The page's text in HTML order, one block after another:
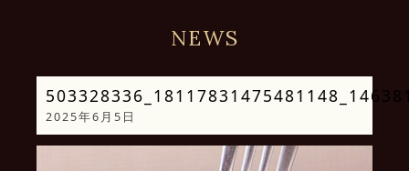
NEWS
2025年6月5日